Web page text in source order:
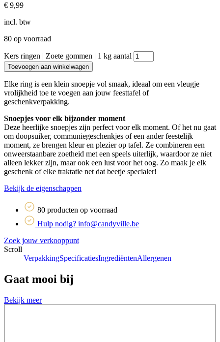
€ 9,99
incl. btw
80 op voorraad
Kers ringen | Zoete gommen | 1 kg aantal
Toevoegen aan winkelwagen
Elke ring is een klein snoepje vol smaak, ideaal om een vleugje
vrolijkheid toe te voegen aan jouw feesttafel of
geschenkverpakking.
Snoepjes voor elk bijzonder moment
Deze heerlijke snoepjes zijn perfect voor elk moment. Of het nu gaat
om doopsuiker, communiegeschenkjes of een ander feestelijk
moment, ze brengen kleur en plezier op tafel. Ze combineren een
onweerstaanbare zoetheid met een speels uiterlijk, waardoor ze niet
alleen lekker zijn, maar ook een lust voor het oog. Zo maak je elk
geschenk of elke traktatie net dat beetje specialer!
Bekijk de eigenschappen
80 producten op voorraad
Hulp nodig? info@candyville.be
Zoek jouw verkooppunt
Scroll
VerpakkingSpecificatiesIngrediëntenAllergenen
Gaat mooi bij
Bekijk meer